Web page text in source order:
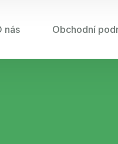
nás Obchodní